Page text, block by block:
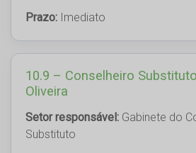
Prazo: Imediato
10.9 – Conselheiro
Oliveira
Setor responsável: Gabinete do
Substituto